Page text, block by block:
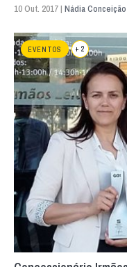
10 Out. 2017 | Nádia Conceição
EVENTOS + 2